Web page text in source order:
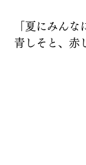
「夏にみん
青しそと、赤